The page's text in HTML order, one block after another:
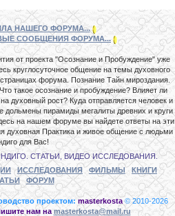
НАШЕГО ФОРУМА...
СООБЩЕНИЯ ФОРУМА...
от проекта "Осознание и Пробуждение" уже
круглосуточное общение на темы духовного
форума. Познание Тайн мироздания.
такое осознание и пробуждение? Влияет ли
духовный рост? Куда отправляется человек и
дольмены пирамиды мегалиты древних и круги
на нашем форуме вы найдете ответы на эти
духовная Практика и живое общение с людьми
для Вас!
СТАТЬИ, ВИДЕО ИССЛЕДОВАНИЯ.
ИССЛЕДОВАНИЯ ФИЛЬМЫ
КНИГИ
ФОРУМ
проектом: masterkosta © 2010-2026
нам на masterkosta@mail.ru